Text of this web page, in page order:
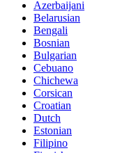
Azerbaijani
Belarusian
Bengali
Bosnian
Bulgarian
Cebuano
Chichewa
Corsican
Croatian
Dutch
Estonian
Filipino